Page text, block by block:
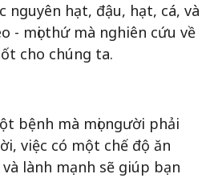
nguyên hạt, đậu, hạt, cá, và
- mọi thứ mà nghiên cứu về
cho chúng ta.
bệnh mà mọi người phải
việc có một chế độ ăn
lành mạnh sẽ giúp bạn